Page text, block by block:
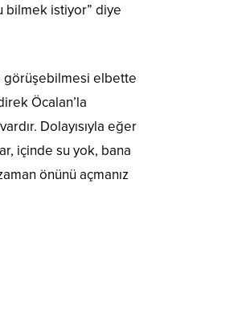
bilmek istiyor” diye
görüşebilmesi elbette
Öcalan’la
Dolayısıyla eğer
içinde su yok, bana
önünü açmanız